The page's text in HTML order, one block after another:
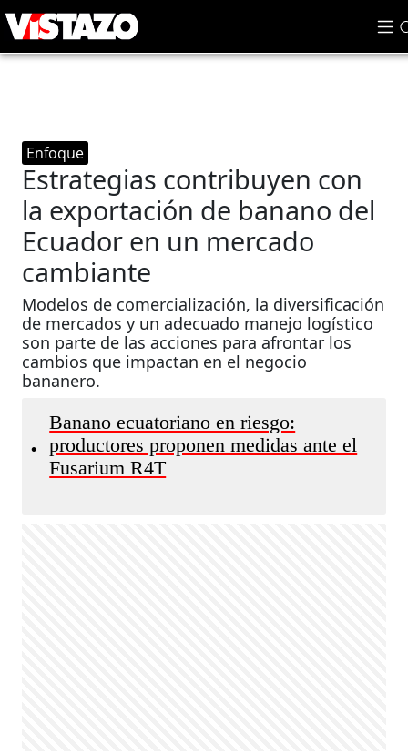
Enfoque
Estrategias contribuyen con
la exportación de banano del
Ecuador en un mercado
cambiante
Modelos de comercialización, la diversificación
de mercados y un adecuado manejo logístico
son parte de las acciones para afrontar los
cambios que impactan en el negocio
bananero.
•
Banano ecuatoriano en riesgo:
productores proponen medidas ante el
Fusarium R4T